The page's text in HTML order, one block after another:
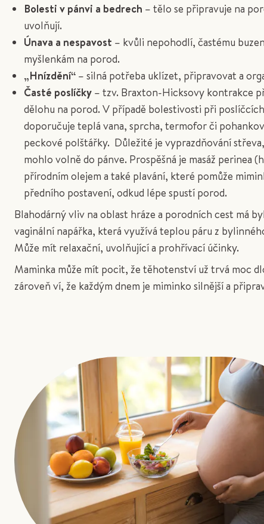
Bolesti v pánvi a bedrech – tělo se připravuje na
uvolňují.
Únava a nespavost – kvůli nepohodlí, častému
myšlenkám na porod.
„Hnízdění“ – silná potřeba uklízet, připravovat a
Časté poslíčky – tzv. Braxton-Hicksovy kontrakce
dělohu na porod. V případě bolestivosti při
doporučuje teplá vana, sprcha, termofor či
peckové polštářky. Důležité je vyprazdňování
mohlo volně do pánve. Prospěšná je masáž perinea
přírodním olejem a také plavání, které pomůže
předního postavení, odkud lépe spustí porod.
Blahodárný vliv na oblast hráze a porodních cest má
vaginální napářka, která využívá teplou páru z
Může mít relaxační, uvolňující a prohřívací účinky.
Maminka může mít pocit, že těhotenství už trvá moc
zároveň ví, že každým dnem je miminko silnější a